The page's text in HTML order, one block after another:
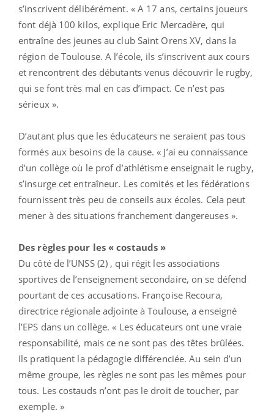
s’inscrivent délibérément. « A 17 ans, certains joueurs
font déjà 100 kilos, explique Eric Mercadère, qui
entraîne des jeunes au club Saint Orens XV, dans la
région de Toulouse. A l’école, ils s’inscrivent aux cours
et rencontrent des débutants venus découvrir le rugby,
qui se font très mal en cas d’impact. Ce n’est pas
sérieux ».
D’autant plus que les éducateurs ne seraient pas tous
formés aux besoins de la cause. « J’ai eu connaissance
d’un collège où le prof d’athlétisme enseignait le rugby,
s’insurge cet entraîneur. Les comités et les fédérations
fournissent très peu de conseils aux écoles. Cela peut
mener à des situations franchement dangereuses ».
Des règles pour les « costauds »
Du côté de l’UNSS (2) , qui régit les associations
sportives de l’enseignement secondaire, on se défend
pourtant de ces accusations. Françoise Recoura,
directrice régionale adjointe à Toulouse, a enseigné
l’EPS dans un collège. « Les éducateurs ont une vraie
responsabilité, mais ce ne sont pas des têtes brûlées.
Ils pratiquent la pédagogie différenciée. Au sein d’un
même groupe, les règles ne sont pas les mêmes pour
tous. Les costauds n’ont pas le droit de toucher, par
exemple. »